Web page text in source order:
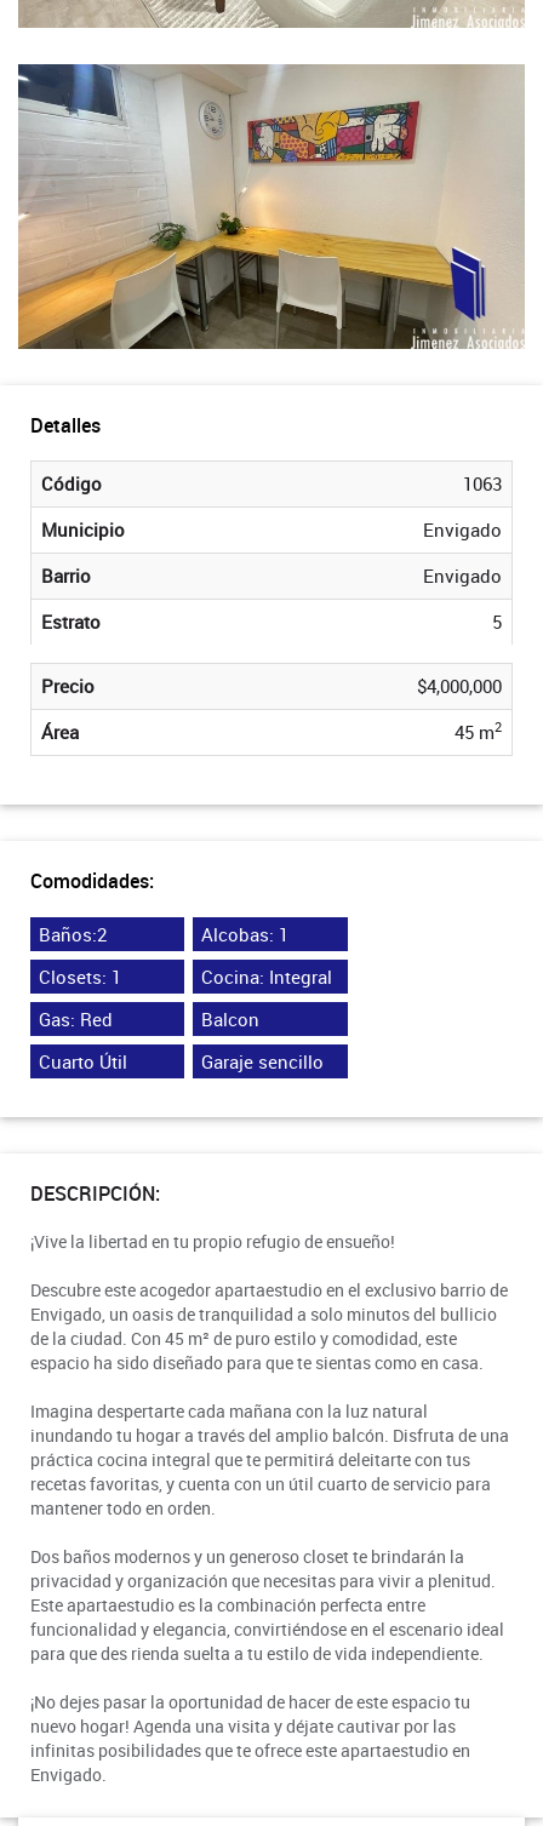
Detalles
Código
1063
Municipio
Envigado
Barrio
Envigado
Estrato
5
Precio
$4,000,000
Área
45 m2
Comodidades:
Baños:2
Alcobas: 1
Closets: 1
Cocina: Integral
Gas: Red
Balcon
Cuarto Útil
Garaje sencillo
DESCRIPCIÓN:
¡Vive la libertad en tu propio refugio de ensueño!
Descubre este acogedor apartaestudio en el exclusivo barrio de
Envigado, un oasis de tranquilidad a solo minutos del bullicio
de la ciudad. Con 45 m² de puro estilo y comodidad, este
espacio ha sido diseñado para que te sientas como en casa.
Imagina despertarte cada mañana con la luz natural
inundando tu hogar a través del amplio balcón. Disfruta de una
práctica cocina integral que te permitirá deleitarte con tus
recetas favoritas, y cuenta con un útil cuarto de servicio para
mantener todo en orden.
Dos baños modernos y un generoso closet te brindarán la
privacidad y organización que necesitas para vivir a plenitud.
Este apartaestudio es la combinación perfecta entre
funcionalidad y elegancia, convirtiéndose en el escenario ideal
para que des rienda suelta a tu estilo de vida independiente.
¡No dejes pasar la oportunidad de hacer de este espacio tu
nuevo hogar! Agenda una visita y déjate cautivar por las
infinitas posibilidades que te ofrece este apartaestudio en
Envigado.